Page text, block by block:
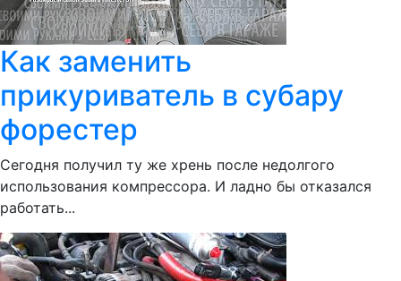
Как заменить
прикуриватель в субару
форестер
Сегодня получил ту же хрень после недолгого
использования компрессора. И ладно бы отказался
работать...